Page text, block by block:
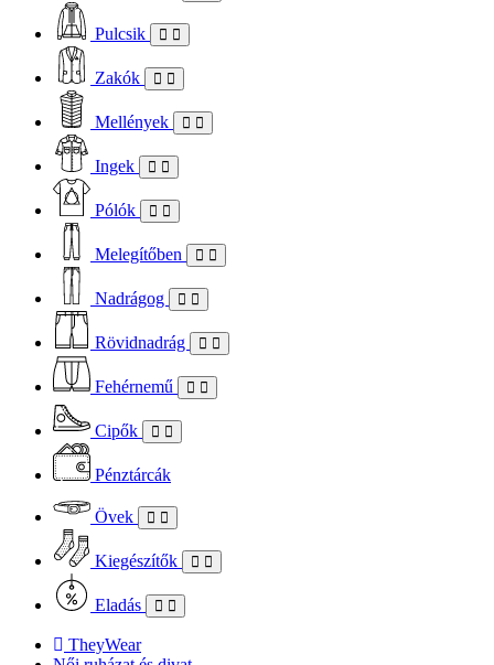
Pulcsik
Zakók
Mellények
Ingek
Pólók
Melegítőben
Nadrágog
Rövidnadrág
Fehérnemű
Cipők
Pénztárcák
Övek
Kiegészítők
Eladás
TheyWear